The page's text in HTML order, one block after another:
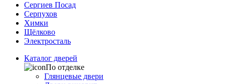
Сергиев Посад
Серпухов
Химки
Щёлково
Электросталь
Каталог дверей
По отделке
Глянцевые двери